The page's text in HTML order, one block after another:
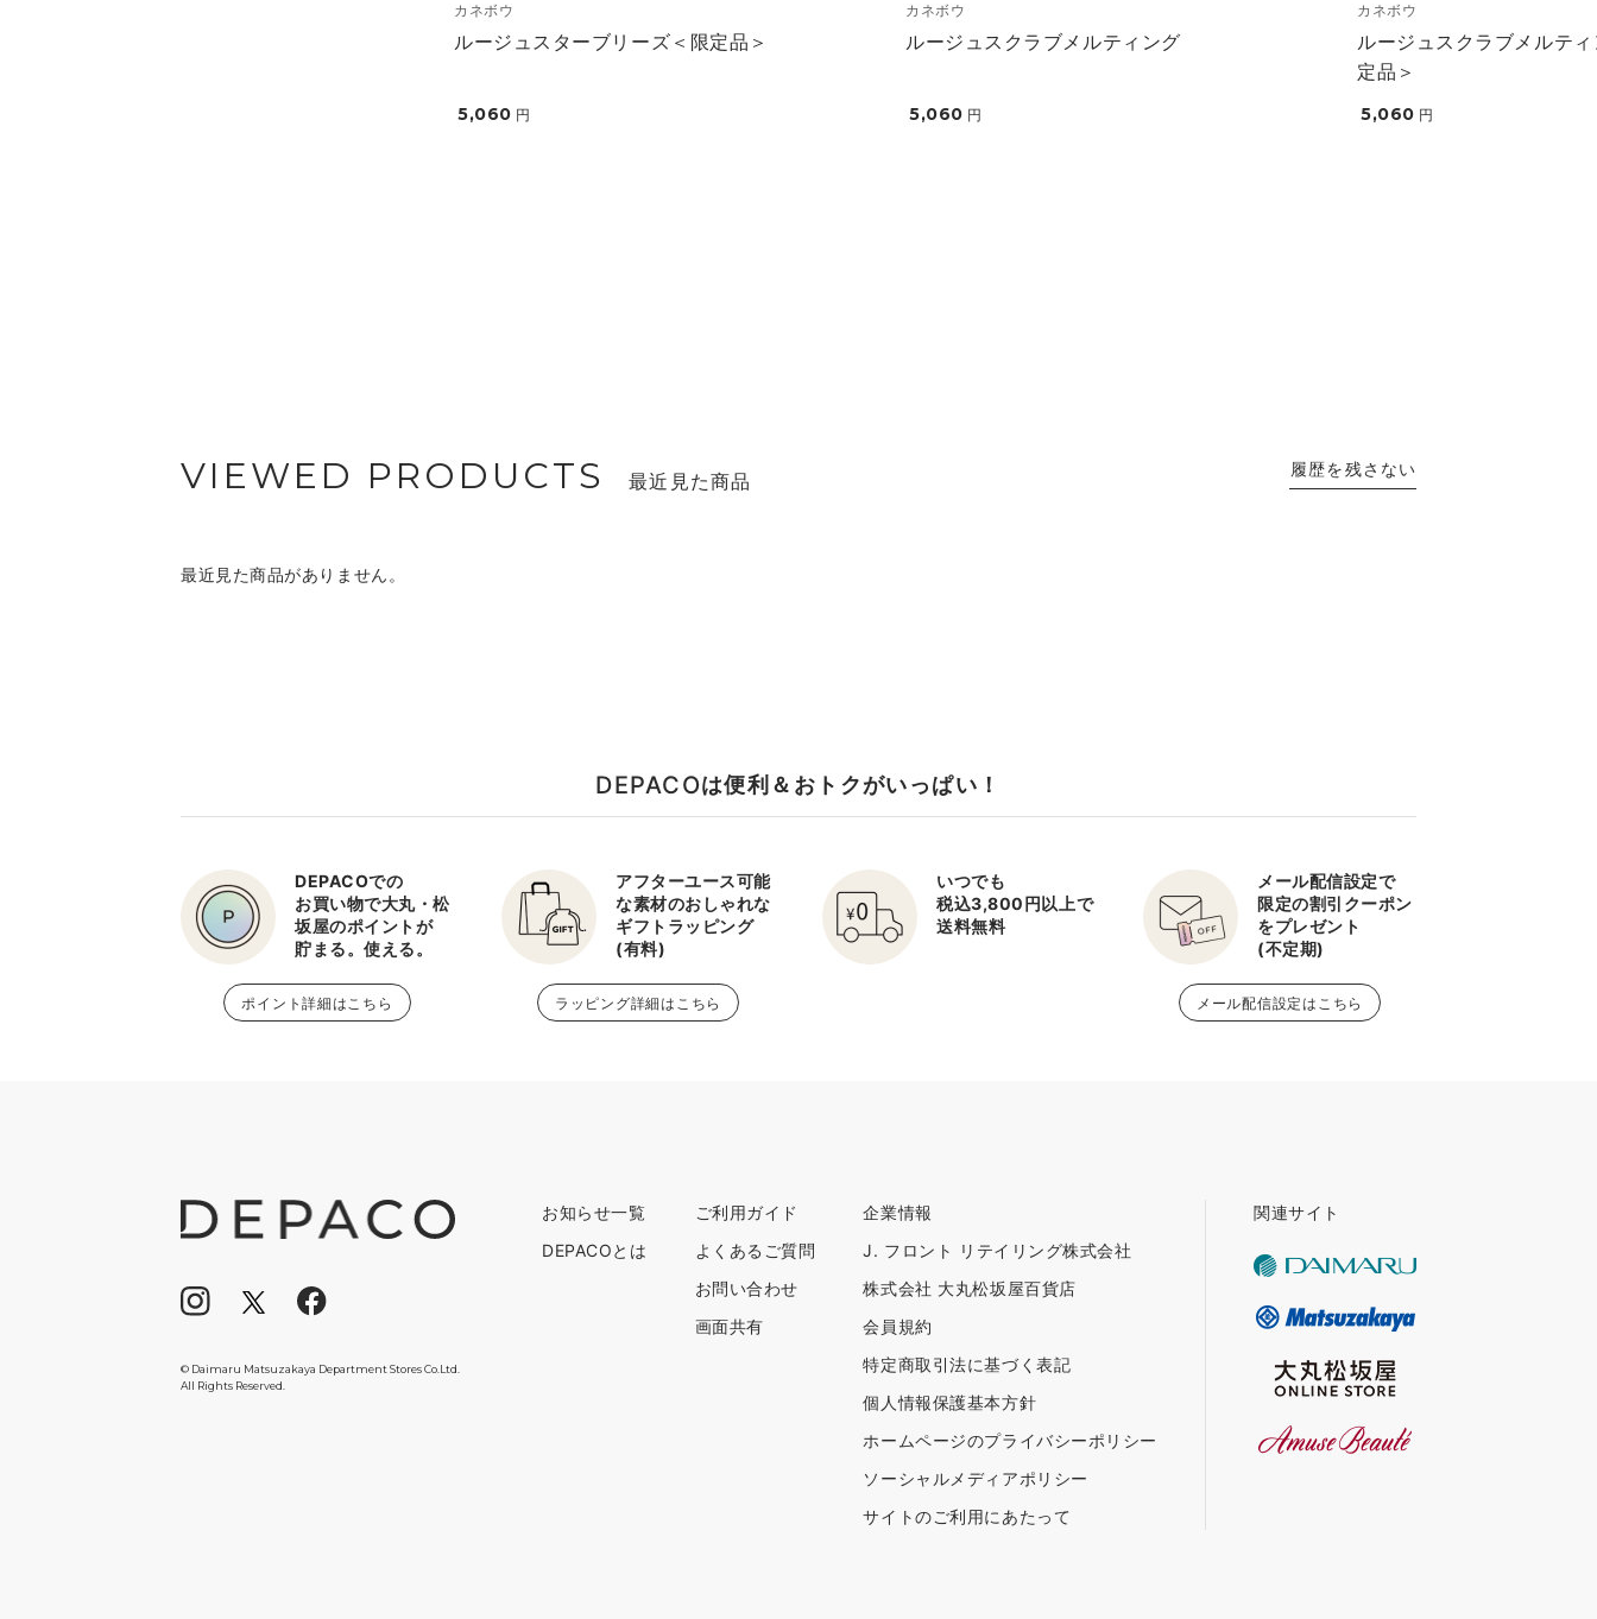
カネボウ
ルージュスターブリーズ＜限定品＞
5,060 円
カネボウ
ルージュスクラブメルティング
5,060 円
カネボウ
ルージュスクラブメルテ
定品＞
5,060 円
VIEWED PRODUCTS 最近見た商品
最近見た商品がありません。
履歴を残さない
DEPACOは便利＆おトクがいっぱい！
DEPACOでの
お買い物で大丸・松
坂屋のポイントが
貯まる。使える。
ポイント詳細はこちら
アフターユース可能
な素材のおしゃれな
ギフトラッピング
(有料)
ラッピング詳細はこちら
いつでも
税込3,800円以上で
送料無料
メール配信設定で
限定の割引クーポン
をプレゼント
(不定期)
メール配信設定はこちら
© Daimaru Matsuzakaya Department Stores Co.Ltd.
All Rights Reserved.
お知らせ一覧
DEPACOとは
ご利用ガイド
よくあるご質問
お問い合わせ
画面共有
企業情報
J. フロント リテイリング株式会社
株式会社 大丸松坂屋百貨店
会員規約
特定商取引法に基づく表記
個人情報保護基本方針
ホームページのプライバシーポリシー
ソーシャルメディアポリシー
サイトのご利用にあたって
関連サイト